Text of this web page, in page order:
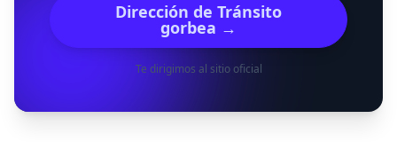
Dirección de Tránsito
gorbea →
Te dirigimos al sitio oficial